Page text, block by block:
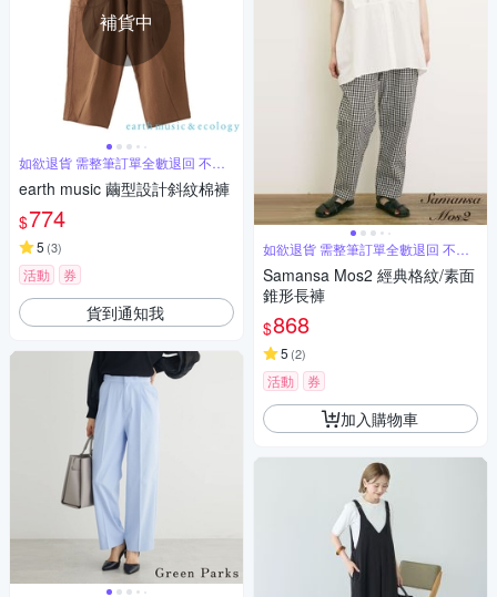
補貨中
如欲退貨 需整筆訂單全數退回 不能
單退
earth music 繭型設計斜紋棉褲
$774
5 (3)
活動 券
貨到通知我
如欲退貨 需整筆訂單全數退回 不能
單退
Samansa Mos2 經典格紋/素面
錐形長褲
$868
5 (2)
活動 券
加入購物車